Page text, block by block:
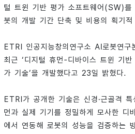
털 트윈 기반 평가 소프트웨어(SW)를
봇의 개발 기간 단축 및 비용의 획기적
ETRI 인공지능창의연구소 AI로봇연구
최근 ‘디지털 휴먼-디바이스 트윈 기
가 기술’을 개발했다고 23일 밝혔다.
ETRI가 공개한 기술은 신경·근골격
먼과 실제 기기를 정밀하게 모사한 디
에서 연동해 로봇의 성능을 검증하는